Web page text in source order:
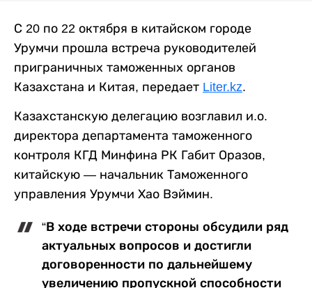
С 20 по 22 октября в китайском городе
Урумчи прошла встреча руководителей
приграничных таможенных органов
Казахстана и Китая, передает Liter.kz.
Казахстанскую делегацию возглавил и.о.
директора департамента таможенного
контроля КГД Минфина РК Габит Оразов,
китайскую — начальник Таможенного
управления Урумчи Хао Вэймин.
“В ходе встречи стороны обсудили ряд
актуальных вопросов и достигли
договоренности по дальнейшему
увеличению пропускной способности